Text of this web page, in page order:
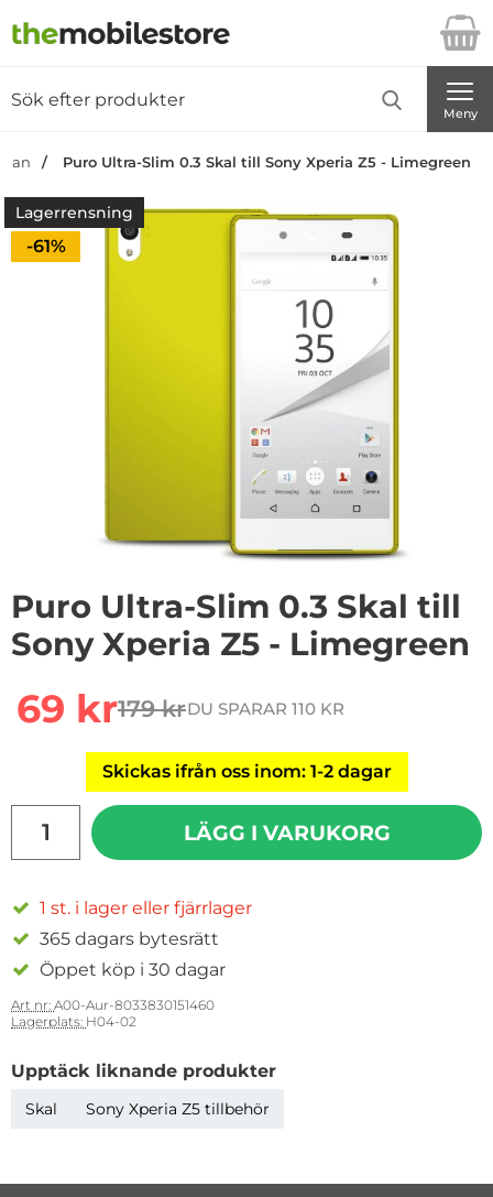
Startsidan för Danira Telecom AB
Meny
Puro Ultra-Slim 0.3 Skal till Sony Xperia Z5 - Limegreen
Lagerrensning
Priset är nedsatt med
-61%
Puro Ultra-Slim 0.3 Skal till
Sony Xperia Z5 - Limegreen
rea pris
69 krtidigare pris
179 krDU SPARAR 110 KR
Skickas ifrån oss inom: 1-2 dagar
LÄGG I VARUKORG
1 st. i lager eller fjärrlager
365 dagars bytesrätt
Öppet köp i 30 dagar
Art nr: A00-Aur-8033830151460
Lagerplats: H04-02
Upptäck liknande produkter
Skal Sony Xperia Z5 tillbehör